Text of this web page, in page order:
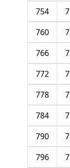
754
760
766
772
778
784
790
796